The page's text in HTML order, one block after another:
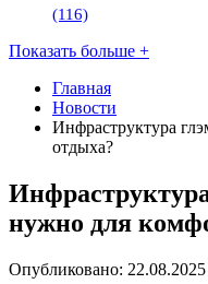
(116)
Показать больше +
Главная
Новости
Инфраструктура
отдыха?
нужно для
Опубликовано: 22.08.2025